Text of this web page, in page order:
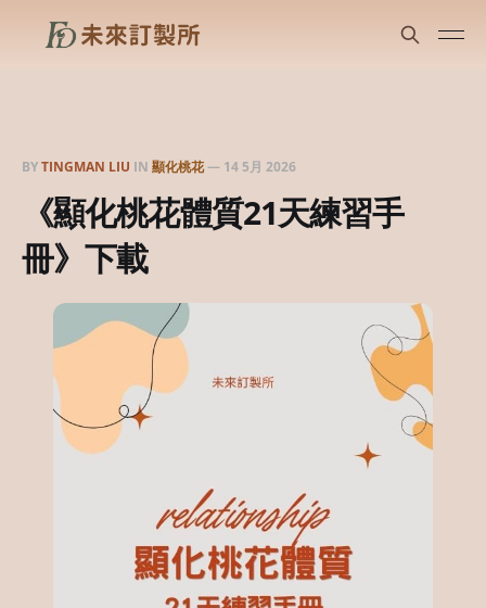
BYTINGMAN LIU IN 顯化桃花— 14 5月 2026
《顯化桃花體質21天練習手
冊》下載